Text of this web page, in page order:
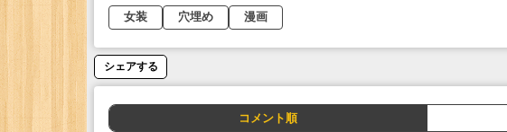
女装
穴埋め 漫画
シェアする
コメント順